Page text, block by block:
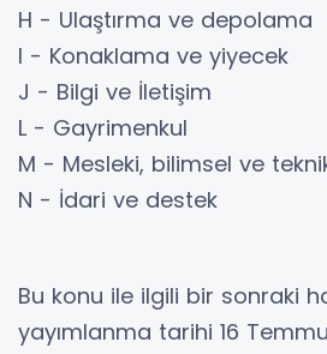
H - Ulaştırma ve depolama
I - Konaklama ve yiyecek
J - Bilgi ve İletişim
L - Gayrimenkul
M - Mesleki, bilimsel ve
N - İdari ve destek
Bu konu ile ilgili bir sonraki
yayımlanma tarihi 16